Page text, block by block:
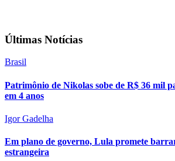
Últimas Notícias
Brasil
Patrimônio de Nikolas sobe de R$ 36 mil
em 4 anos
Igor Gadelha
Em plano de governo, Lula promete
estrangeira